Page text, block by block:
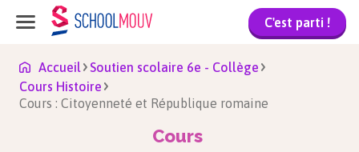
C'est parti !
Accueil
Soutien scolaire 6e - Collège
Cours Histoire
Cours : Citoyenneté et République romaine
Cours